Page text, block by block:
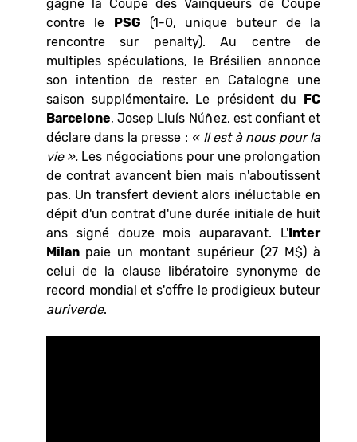
gagne la Coupe des Vainqueurs de Coupe
contre le
PSG (1-0, unique buteur de la
rencontre sur penalty). Au centre de
multiples spéculations, le Brésilien annonce
son intention de rester en Catalogne une
saison supplémentaire. Le président du
FC
Barcelone, Josep Lluís Núñez, est confiant et
déclare dans la presse : « Il est à nous pour la
vie ». Les négociations pour une prolongation
de contrat avancent bien mais n'aboutissent
pas. Un transfert devient alors inéluctable en
dépit d'un contrat d'une durée initiale de huit
ans signé douze mois auparavant. L' Inter
Milan paie un montant supérieur (27 M$) à
celui de la clause libératoire synonyme de
record mondial et s'offre le prodigieux buteur
auriverde.